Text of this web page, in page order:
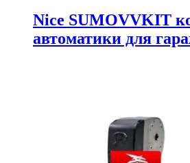
Nice SUMOVVKIT
автоматики для